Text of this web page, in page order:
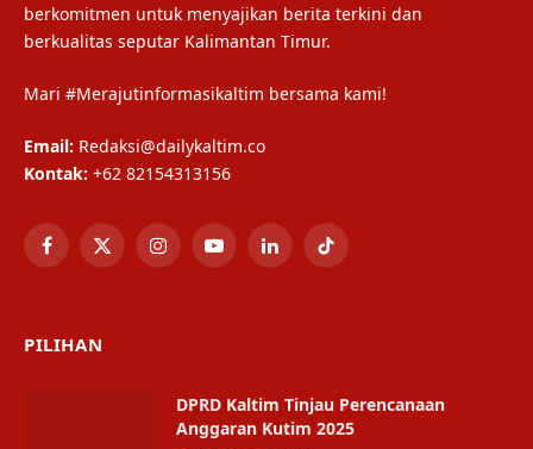
berkomitmen untuk menyajikan berita terkini dan
berkualitas seputar Kalimantan Timur.
Mari #Merajutinformasikaltim bersama kami!
Email: Redaksi@dailykaltim.co
Kontak: +62 82154313156
Facebook
X
InstagramYouTubeLinkedInTikTok
PILIHAN
DPRD Kaltim Tinjau Perencanaan
Anggaran Kutim 2025